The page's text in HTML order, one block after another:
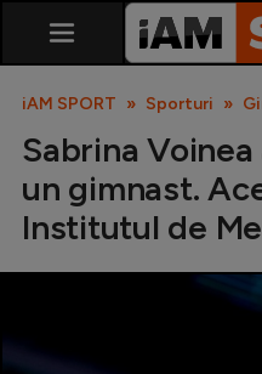
iAM SPORT Sporturi
Sabrina
un gimnast.
Institutul de